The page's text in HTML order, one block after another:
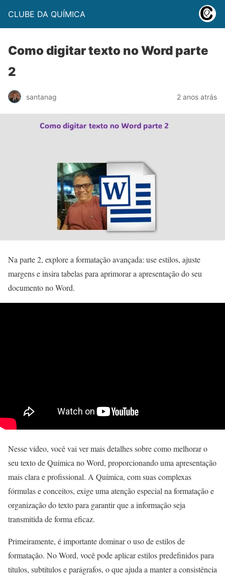
CLUBE DA QUÍMICA
Como digitar texto no Word parte
2
santanag 2 anos atrás
Na parte 2, explore a formatação avançada: use estilos, ajuste
margens e insira tabelas para aprimorar a apresentação do seu
documento no Word.
Nesse vídeo, você vai ver mais detalhes sobre como melhorar o
seu texto de Química no Word, proporcionando uma apresentação
mais clara e profissional. A Química, com suas complexas
fórmulas e conceitos, exige uma atenção especial na formatação e
organização do texto para garantir que a informação seja
transmitida de forma eficaz.
Primeiramente, é importante dominar o uso de estilos de
formatação. No Word, você pode aplicar estilos predefinidos para
títulos, subtítulos e parágrafos, o que ajuda a manter a consistência